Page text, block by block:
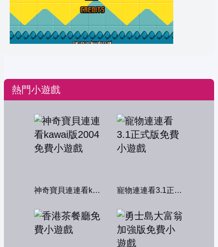
熱門小遊戲
神奇寶貝連連看kawai版2004 寵物連連看3.1正式版